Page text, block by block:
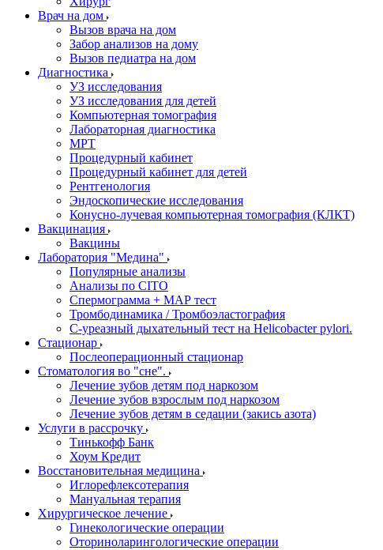
Врач на дом
Вызов врача на дом
Забор анализов на дому
Вызов педиатра на дом
Диагностика
УЗ исследования
УЗ исследования для детей
Компьютерная томография
Лабораторная диагностика
МРТ
Процедурный кабинет
Процедурный кабинет для детей
Рентгенология
Эндоскопические исследования
Конусно-лучевая компьютерная томография (КЛКТ)
Вакцинация
Вакцины
Лаборатория "Медина"
Популярные анализы
Анализы по CITO
Спермограмма + МАР тест
Тромбодинамика / Тромбоэластография
С-уреазный дыхательный тест на Helicobacter pylori.
Стационар
Послеоперационный стационар
Стоматология во "сне".
Лечение зубов детям под наркозом
Лечение зубов взрослым под наркозом
Лечение зубов детям в седации (закись азота)
Услуги в рассрочку
Тинькофф Банк
Хоум Кредит
Восстановительная медицина
Иглорефлексотерапия
Мануальная терапия
Хирургическое лечение
Гинекологические операции
Оториноларингологические операции